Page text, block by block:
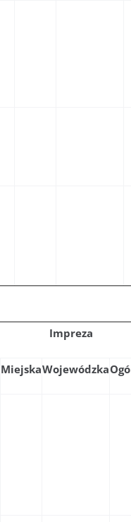
Impreza
MiejskaWojewódzka